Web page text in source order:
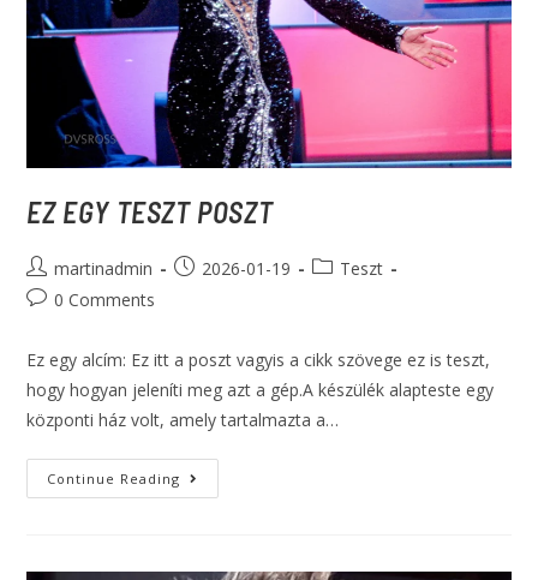
EZ EGY TESZT POSZT
martinadmin 2026-01-19
Teszt
0 Comments
Ez egy alcím: Ez itt a poszt vagyis a cikk szövege ez is teszt,
hogy hogyan jeleníti meg azt a gép.A készülék alapteste egy
központi ház volt, amely tartalmazta a…
Continue Reading